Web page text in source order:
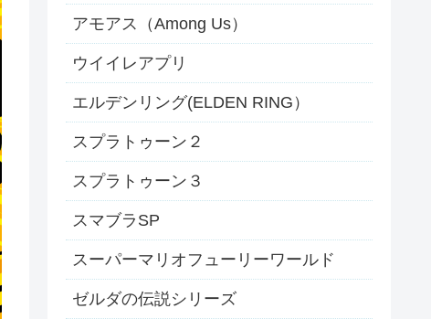
アモアス（Among Us）
ウイイレアプリ
エルデンリング(ELDEN RING）
スプラトゥーン２
スプラトゥーン３
スマブラSP
スーパーマリオフューリーワールド
ゼルダの伝説シリーズ